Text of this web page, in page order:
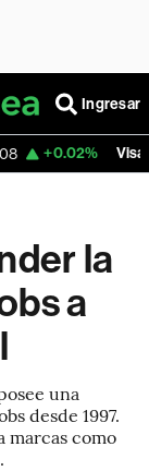
Ingresar
Visa 362.50
la
a
una
desde 1997.
marcas como